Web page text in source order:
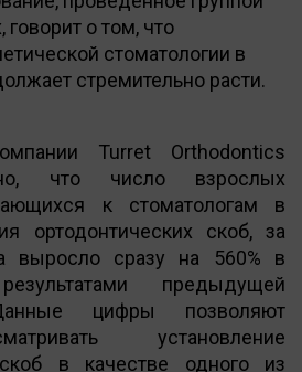
говорит о том, что
стоматологии в
стремительно расти.
Turret Orthodontics
что число взрослых
к стоматологам в
ортодонтических скоб, за
выросло сразу на 560% в
предыдущей
цифры позволяют
установление
скоб в качестве одного из